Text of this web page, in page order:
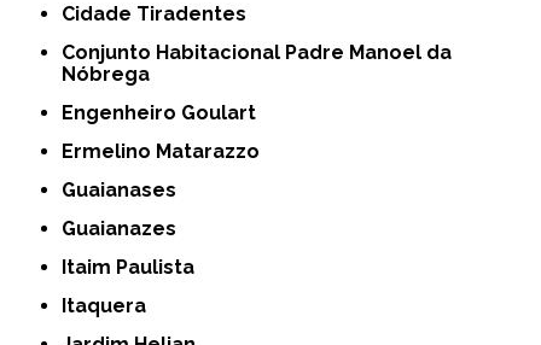
Cidade Tiradentes
Conjunto Habitacional Padre Manoel da
Nóbrega
Engenheiro Goulart
Ermelino Matarazzo
Guaianases
Guaianazes
Itaim Paulista
Itaquera